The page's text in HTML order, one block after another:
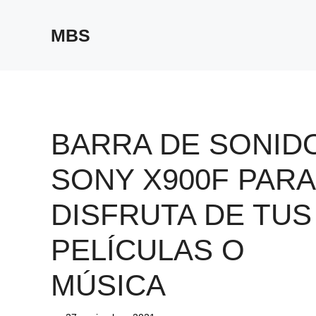
MBS
BARRA DE
SONY X900F PARA
DISFRUTA DE TUS
PELÍCULAS O
MÚSICA